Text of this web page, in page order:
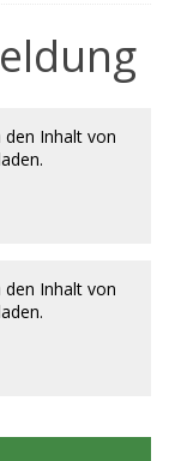
Inhalt von
Inhalt von